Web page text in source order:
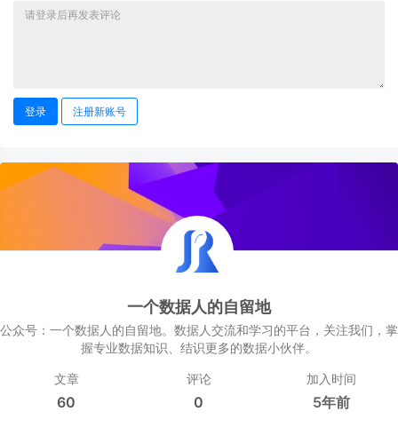
登录 注册新账号
一个数据人的自留地
公众号：一个数据人的自留地。数据人交流和学习的平台，关注我们，掌
握专业数据知识、结识更多的数据小伙伴。
文章
60
评论
0
加入时间
5年前